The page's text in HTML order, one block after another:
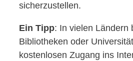
sicherzustellen.
Ein Tipp: In vielen Ländern
Bibliotheken oder
kostenlosen Zugang ins